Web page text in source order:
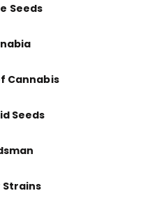
Seeds
Cannabis
Seeds
Strains